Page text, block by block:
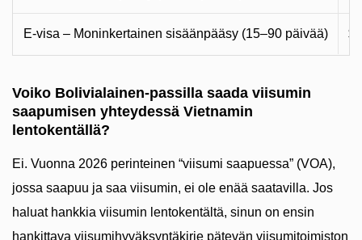
E-visa – Moninkertainen sisäänpääsy (15–90 päivää)
Voiko Bolivialainen-passilla saada viisumin
saapumisen yhteydessä Vietnamin
lentokentällä?
Ei. Vuonna 2026 perinteinen “viisumi saapuessa” (VOA),
jossa saapuu ja saa viisumin, ei ole enää saatavilla. Jos
haluat hankkia viisumin lentokentältä, sinun on ensin
hankittava viisumihyväksyntäkirje pätevän viisumitoimiston